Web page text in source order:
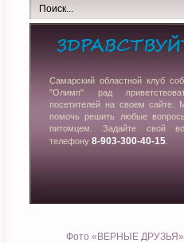
Самарский областной клуб
"Олимп" рад
посетителей на своем
помочь решить любые
питомцем. Задайте свой
телефону 8-903-300-40-15
Фото «ВЕРНЫЕ ДРУЗЬЯ»